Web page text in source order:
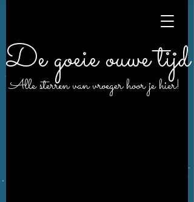
De goeie ouwe tijd
Alle sterren van vroeger hoor je hier!